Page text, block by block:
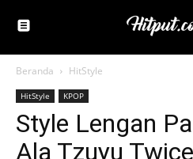
Beranda HitStyle
HitStyle KPOP
Style Lengan
Ala Tzuyu